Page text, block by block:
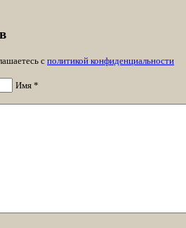
с политикой конфиденциальности
Имя *